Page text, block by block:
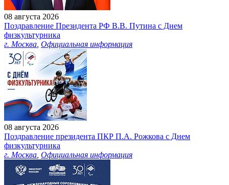
08 августа 2026
Поздравление Президента РФ В.В. Путина с Днем
физкультурника
г. Москва Официальная информация
08 августа 2026
Поздравление президента ПКР П.А. Рожкова с Днем
физкультурника
г. Москва Официальная информация